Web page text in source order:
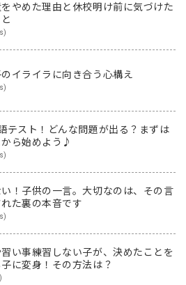
やめた理由と休校明け前に気づけた
イライラに向き合う心構え
テスト！どんな問題が出る？まずは
ら始めよう♪
！子供の一言。大切なのは、その言
た裏の本音です
い事練習しない子が、決めたことを
に変身！その方法は？